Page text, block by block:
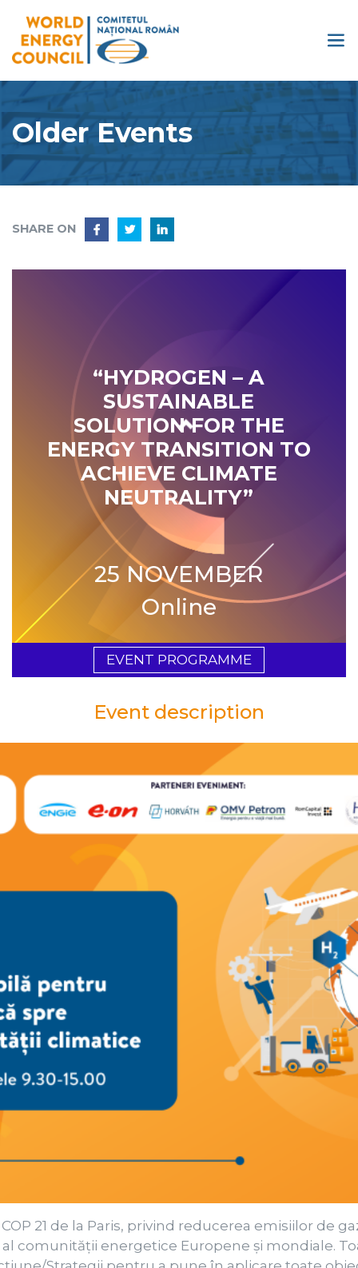
Older Events
SHARE ON
“HYDROGEN – A
SUSTAINABLE
SOLUTION FOR THE
ENERGY TRANSITION TO
ACHIEVE CLIMATE
NEUTRALITY”
25 NOVEMBER
Online
EVENT PROGRAMME
Event description
21 de la Paris, privind reducerea emisiilor de
comunității energetice Europene și mondiale.